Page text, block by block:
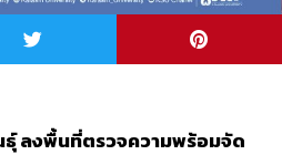
ลงพื้นที่ตรวจความพร้อมจัด